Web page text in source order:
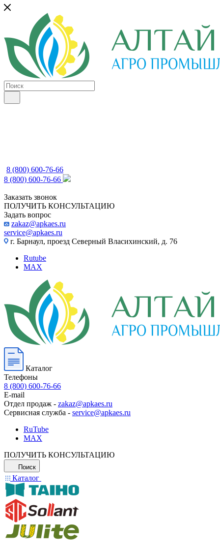
8 (800) 600-76-66
8 (800) 600-76-66
Заказать звонок
ПОЛУЧИТЬ КОНСУЛЬТАЦИЮ
Задать вопрос
zakaz@apkaes.ru
service@apkaes.ru
г. Барнаул, проезд Северный Власихинский, д. 76
Rutube
MAX
Каталог
Телефоны
8 (800) 600-76-66
E-mail
Отдел продаж - zakaz@apkaes.ru
Сервисная служба - service@apkaes.ru
RuTube
MAX
ПОЛУЧИТЬ КОНСУЛЬТАЦИЮ
Поиск
Каталог